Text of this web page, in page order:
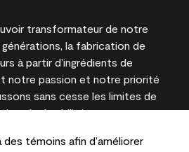
témoins afin d’améliorer
transformateur de notre
la fabrication de
à partir d’ingrédients de
notre passion et notre priorité
sans cesse les limites de
la durabilité pour